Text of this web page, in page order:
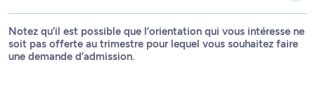
Notez qu’il est possible que l’orientation qui vous intéresse ne
soit pas offerte au trimestre pour lequel vous souhaitez faire
une demande d’admission.